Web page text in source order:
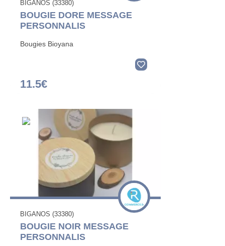
BIGANOS (33380)
BOUGIE DORE MESSAGE
PERSONNALIS
Bougies Bioyana
11.5€
BIGANOS (33380)
BOUGIE NOIR MESSAGE
PERSONNALIS